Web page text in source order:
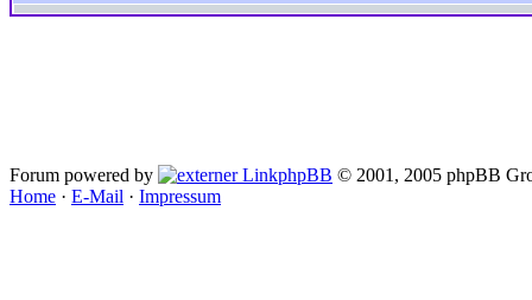
Forum powered by phpBB © 2001, 2005 phpBB
Home · E-Mail · Impressum